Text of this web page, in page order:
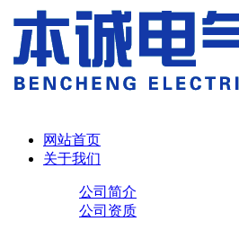
网站首页
关于我们
公司简介
公司资质